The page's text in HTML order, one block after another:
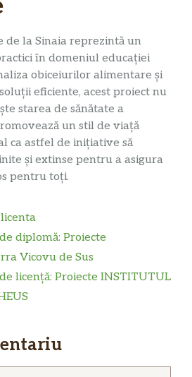
la Sinaia reprezintă un
în domeniul educației
obiceiurilor alimentare și
eficiente, acest proiect nu
starea de sănătate a
un stil de viață
ca astfel de inițiative să
și extinse pentru a asigura
pentru toți.
diplomă: Proiecte
Vicovu de Sus
licență: Proiecte INSTITUTUL